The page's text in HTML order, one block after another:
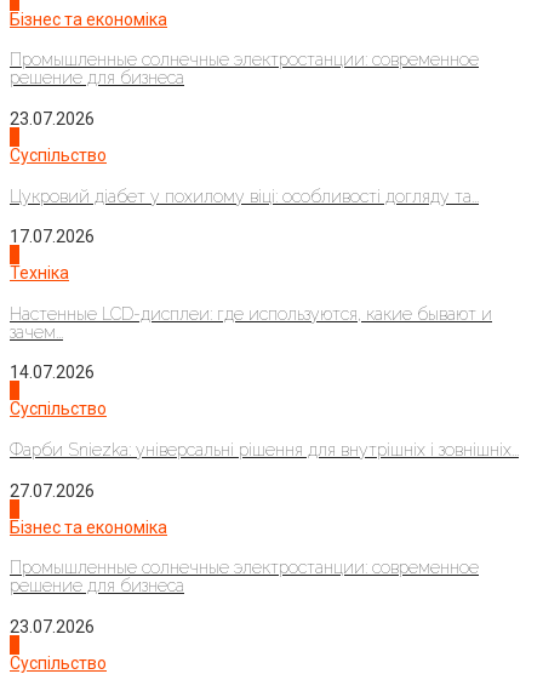
Бізнес та економіка
Промышленные солнечные электростанции: современное
решение для бизнеса
23.07.2026
Суспільство
Цукровий діабет у похилому віці: особливості догляду та...
17.07.2026
Техніка
Настенные LCD-дисплеи: где используются, какие бывают и
зачем...
14.07.2026
Суспільство
Фарби Sniezka: універсальні рішення для внутрішніх і зовнішніх...
27.07.2026
Бізнес та економіка
Промышленные солнечные электростанции: современное
решение для бизнеса
23.07.2026
Суспільство